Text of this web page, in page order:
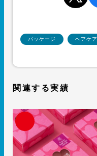
パッケージ ヘアケア
関連する実績